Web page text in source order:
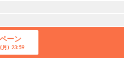
ーン
月)